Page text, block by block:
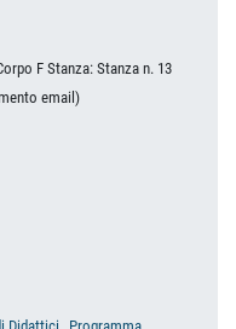
F Stanza: Stanza n. 13
email)